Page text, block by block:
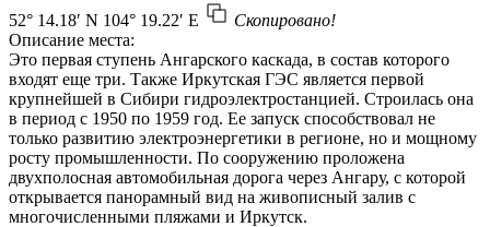
52° 14.18′ N 104° 19.22′ E
Скопировано!
Описание места:
Это первая ступень Ангарского каскада, в состав которого
входят еще три. Также Иркутская ГЭС является первой
крупнейшей в Сибири гидроэлектростанцией. Строилась она
в период с 1950 по 1959 год. Ее запуск способствовал не
только развитию электроэнергетики в регионе, но и мощному
росту промышленности. По сооружению проложена
двухполосная автомобильная дорога через Ангару, с которой
открывается панорамный вид на живописный залив с
многочисленными пляжами и Иркутск.